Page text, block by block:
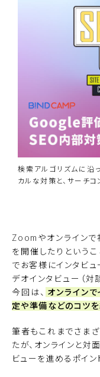
検索アルゴリズムに沿
カルな対策と、サーチ
Zoomやオンラインで
を開催したりという
でお客様にインタビュ
デオインタビュー（対
今回は、 オンライン
定や準備などのコツ
筆者もこれまでさま
たが、オンラインと対
ビューを進めるポイン